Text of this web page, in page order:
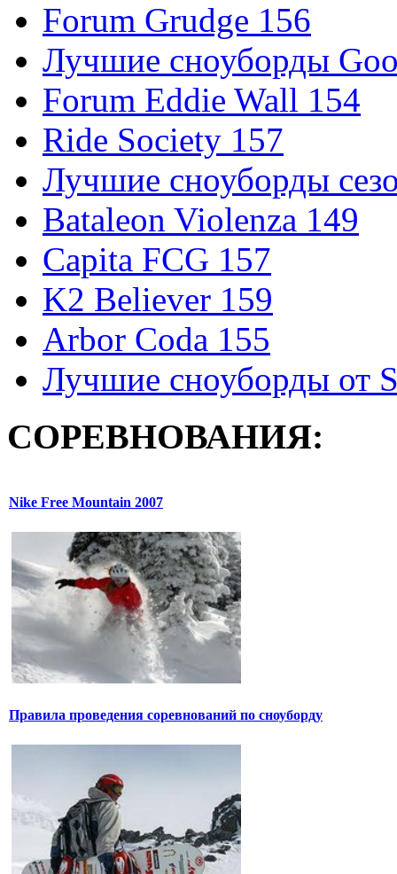
Forum Grudge 156
Лучшие сноуборды
Forum Eddie Wall 154
Ride Society 157
Лучшие сноуборды
Bataleon Violenza 149
Capita FCG 157
K2 Believer 159
Arbor Coda 155
Лучшие сноуборды от
СОРЕВНОВАНИЯ:
Nike Free Mountain 2007
Правила проведения соревнований по сноуборду